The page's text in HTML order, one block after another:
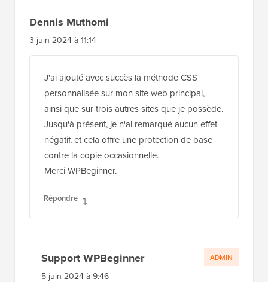
Dennis Muthomi
3 juin 2024 à 11:14
J'ai ajouté avec succès la méthode CSS
personnalisée sur mon site web principal,
ainsi que sur trois autres sites que je possède.
Jusqu'à présent, je n'ai remarqué aucun effet
négatif, et cela offre une protection de base
contre la copie occasionnelle.
Merci WPBeginner.
Répondre
Support WPBeginner
5 juin 2024 à 9:46
ADMIN